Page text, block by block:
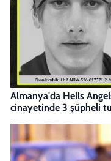
Almanya'da Hells
cinayetinde 3 şüpheli